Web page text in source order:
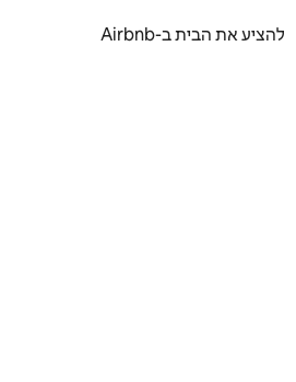
להציע את הבית ב-Airbnb